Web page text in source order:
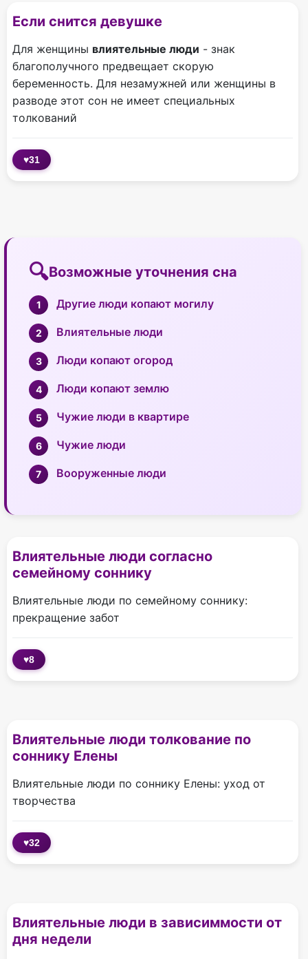
Если снится девушке
Для женщины влиятельные люди - знак
благополучного​ предвещает скорую
беременность. Для незамужней или женщины в
разводе этот сон не имеет специальных
толкований
♥31
Возможные уточнения сна
Другие люди копают могилу
Влиятельные люди
Люди копают огород
Люди копают землю
Чужие люди в квартире
Чужие люди
Вооруженные люди
Влиятельные люди согласно
семейному соннику
Влиятельные люди по семейному соннику:
прекращение забот
♥8
Влиятельные люди толкование по
соннику Елены
Влиятельные люди по соннику Елены: уход от
творчества
♥32
Влиятельные люди в зависиммости от
дня недели